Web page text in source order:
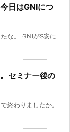
日はGNIにつ
な。 GNIがS安に
セミナー後の
終わりましたか。